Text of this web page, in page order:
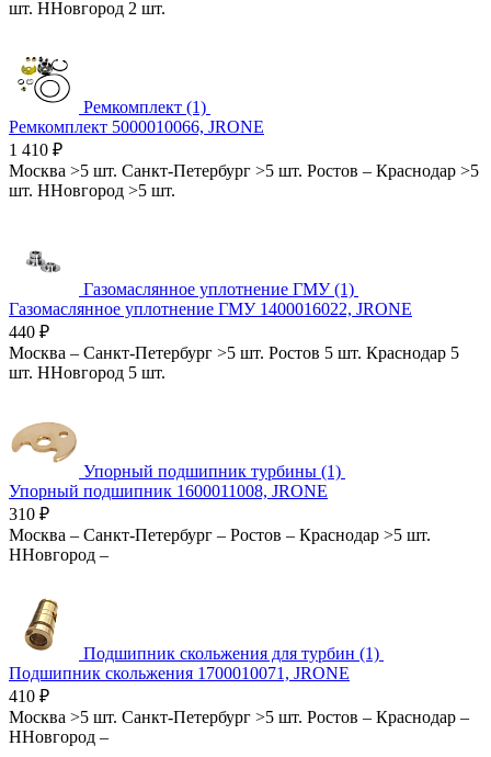
шт. ННовгород 2 шт.
Ремкомплект (1)
Ремкомплект 5000010066, JRONE
1 410 ₽
Москва >5 шт. Санкт-Петербург >5 шт. Ростов – Краснодар >5
шт. ННовгород >5 шт.
Газомаслянное уплотнение ГМУ (1)
Газомаслянное уплотнение ГМУ 1400016022, JRONE
440 ₽
Москва – Санкт-Петербург >5 шт. Ростов 5 шт. Краснодар 5
шт. ННовгород 5 шт.
Упорный подшипник турбины (1)
Упорный подшипник 1600011008, JRONE
310 ₽
Москва – Санкт-Петербург – Ростов – Краснодар >5 шт.
ННовгород –
Подшипник скольжения для турбин (1)
Подшипник скольжения 1700010071, JRONE
410 ₽
Москва >5 шт. Санкт-Петербург >5 шт. Ростов – Краснодар –
ННовгород –